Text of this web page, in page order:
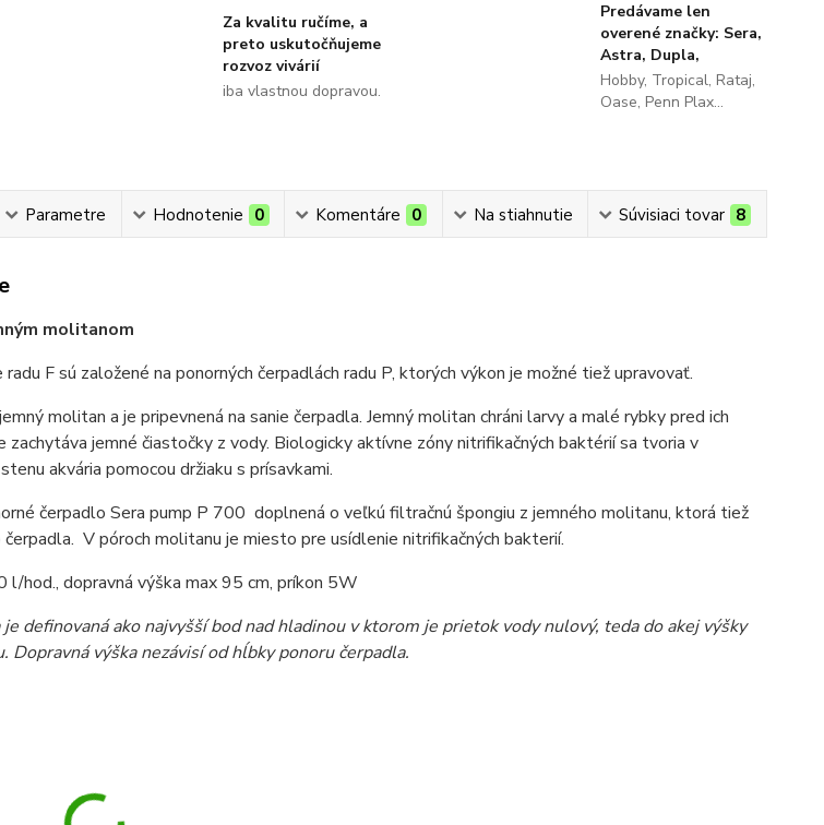
Za kvalitu ručíme, a
preto uskutočňujeme
rozvoz vivárií
iba vlastnou dopravou.
Predávame len
overené značky: Sera,
Astra, Dupla,
Hobby, Tropical, Rataj,
Oase, Penn Plax...
Parametre Hodnotenie 0 Komentáre 0 Na stiahnutie Súvisiaci tovar 8
molitanom
F sú založené na ponorných čerpadlách radu P, ktorých výkon je možné tiež upravovať.
molitan a je pripevnená na sanie čerpadla. Jemný molitan chráni larvy a malé rybky pred ich
zachytáva jemné čiastočky z vody. Biologicky aktívne zóny nitrifikačných baktérií sa tvoria v
akvária pomocou držiaku s prísavkami.
čerpadlo Sera pump P 700 doplnená o veľkú filtračnú špongiu z jemného molitanu, ktorá tiež
V póroch molitanu je miesto pre usídlenie nitrifikačných bakterií.
hod., dopravná výška max 95 cm, príkon 5W
je definovaná ako najvyšší bod nad hladinou v ktorom je prietok vody nulový, teda do akej výšky
Dopravná výška nezávisí od hĺbky ponoru čerpadla.